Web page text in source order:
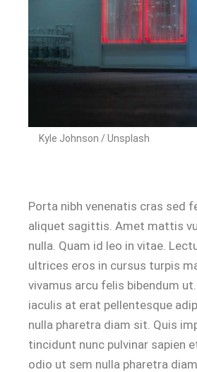
Kyle Johnson / Unsplash
Porta nibh venenatis cras sed
aliquet sagittis. Amet mattis
nulla. Quam id leo in vitae.
ultrices eros in cursus turpis
vivamus arcu felis bibendum
iaculis at erat pellentesque
nulla pharetra diam sit. Quis
tincidunt nunc pulvinar sapien
odio ut sem nulla pharetra